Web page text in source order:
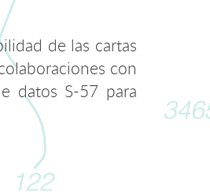
de las cartas
con
datos S-57 para